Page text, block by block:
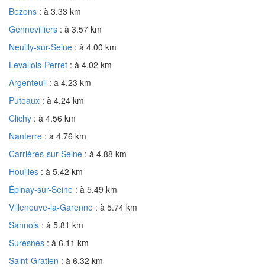
Bezons : à 3.33 km
Gennevilliers : à 3.57 km
Neuilly-sur-Seine : à 4.00 km
Levallois-Perret : à 4.02 km
Argenteuil : à 4.23 km
Puteaux : à 4.24 km
Clichy : à 4.56 km
Nanterre : à 4.76 km
Carrières-sur-Seine : à 4.88 km
Houilles : à 5.42 km
Épinay-sur-Seine : à 5.49 km
Villeneuve-la-Garenne : à 5.74 km
Sannois : à 5.81 km
Suresnes : à 6.11 km
Saint-Gratien : à 6.32 km